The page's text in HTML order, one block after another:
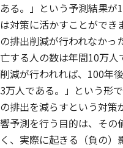
ある。」という予測結果が
は対策に活かすことができ
の排出削減が行われなかっ
亡する人の数は年間10万
削減が行われれば、100年
3万人である。」という形
の排出を減らすという対策
響予測を行う目的は、その
く、実際に起きる（負の